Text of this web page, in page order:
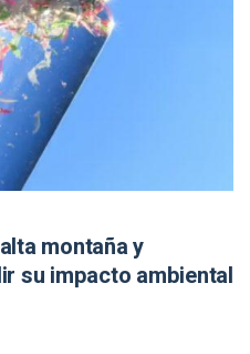
montaña y
su impacto ambiental